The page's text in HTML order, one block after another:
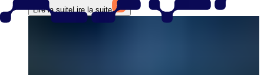
Lire la suiteLire la suite